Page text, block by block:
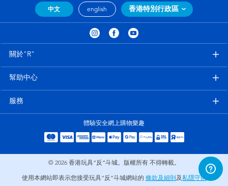
中文 english 香港特別行政區
關於"R"
幫助中心
服務
體驗安全網上購物樂趣
© 2026 香港玩具“反”斗城。版權所有 不得轉載。
使用本網站即表示您接受玩具“反”斗城網站的 條款及細則及私隱守則